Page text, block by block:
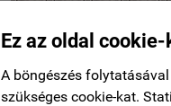
Ez az oldal
A böngészés
szükséges cookie-kat.